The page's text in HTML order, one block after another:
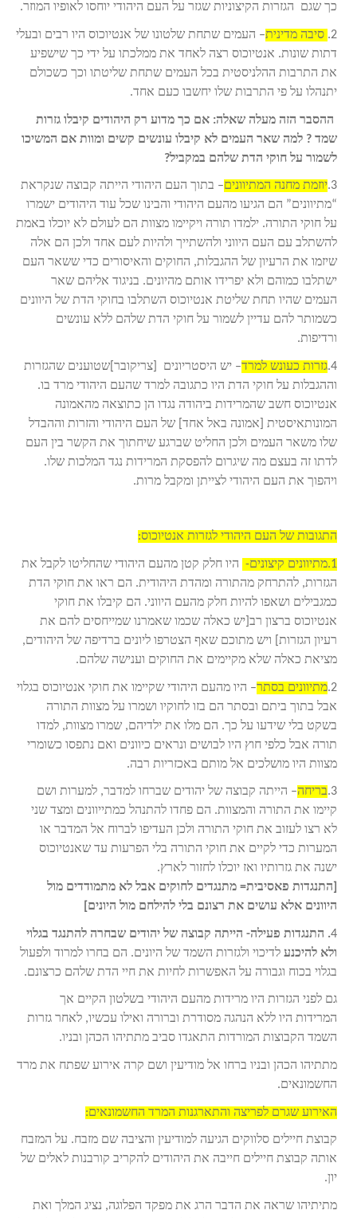
כך שגם הגזרות הקיצוניות שגזר על העם היהודי יוחסו לאופיו המוזר.
2. סיבה מדינית– העמים שתחת שלטונו של אנטיוכוס היו רבים ובעלי
דתות שונות. אנטיוכוס רצה לאחד את ממלכתו על ידי כך שישפיע
את התרבות ההלניסטית בכל העמים שתחת שליטתו וכך כשכולם
יתנהלו על פי התרבות שלו יחשבו כעם אחד.
ההסבר הזה מעלה שאלה: אם כך מדוע רק היהודים קיבלו גזרות
שמד ? למה שאר העמים לא קיבלו עונשים קשים ומוות אם המשיכו
לשמור על חוקי הדת שלהם במקביל?
3. יוזמת מחנה המתיוונים– בתוך העם היהודי הייתה קבוצה שנקראת
“מתיוונים” הם הגיעו מהעם היהודי והבינו שכל עוד היהודים ישמרו
על חוקי התורה. ילמדו תורה ויקיימו מצוות הם לעולם לא יוכלו באמת
להשתלב עם העם היווני ולהשתייך ולהיות לעם אחד ולכן הם אלה
שיזמו את הרעיון של ההגבלות, החוקים והאיסורים כדי ששאר העם
ישתלבו כמוהם ולא יפרידו אותם מהיונים. בניגוד אליהם שאר
העמים שהיו תחת שליטת אנטיוכוס השתלבו בחוקי הדת של היוונים
כשמותר להם עדיין לשמור על חוקי הדת שלהם ללא עונשים
ורדיפות.
4. גזרות כעונש למרד– יש היסטריונים [צריקובר]שטוענים שהגזרות
וההגבלות על חוקי הדת היו כתגובה למרד שהעם היהודי מרד בו.
אנטיוכוס חשב שהמרידות ביהודה נגדו הן כתוצאה מהאמונה
המונותאיסטית [אמונה באל אחד] של העם היהודי והזרות וההבדל
שלו משאר העמים ולכן החליט שברגע שיחתוך את הקשר בין העם
לדתו זה בעצם מה שיגרום להפסקת המרידות נגד המלכות שלו.
ויהפוך את העם היהודי לצייתן ומקבל מרות.
התגובות של העם היהודי לגזרות אנטיוכוס:
1.מתיוונים קיצונים-
היו חלק קטן מהעם היהודי שהחליטו לקבל את
הגזרות, להתרחק מהתורה ומהדת היהודית. הם ראו את חוקי הדת
כמגבילים ושאפו להיות חלק מהעם היווני. הם קיבלו את חוקי
אנטיוכוס ברצון רב[יש כאלה שכמו שאמרנו שמייחסים להם את
רעיון הגזרות] ויש מתוכם שאף הצטרפו ליונים ברדיפה של היהודים,
מציאת כאלה שלא מקיימים את החוקים וענישה שלהם.
2. מתיוונים בסתר– היו מהעם היהודי שקיימו את חוקי אנטיוכוס בגלוי
אבל בתוך ביתם ובסתר הם בזו לחוקיו ושמרו על מצוות התורה
בשקט בלי שידעו על כך. הם מלו את ילדיהם, שמרו מצוות, למדו
תורה אבל כלפי חוץ היו לבושים ונראים כיוונים ואם נתפסו כשומרי
מצוות היו מושלכים אל מותם באכזריות רבה.
3. בריחה– הייתה קבוצה של יהודים שברחו למדבר, למערות ושם
קיימו את התורה והמצוות. הם פחדו להתנהל כמתייוונים ומצד שני
לא רצו לעזוב את חוקי התורה ולכן העדיפו לברוח אל המדבר או
המערות כדי לקיים את חוקי התורה בלי הפרעות עד שאנטיוכוס
ישנה את גזרותיו ואז יוכלו לחזור לארץ.
[התנגדות פאסיבית= מתנגדים לחוקים אבל לא מתמודדים מול
היוונים אלא עושים את רצונם בלי להילחם מול היונים]
4. התנגדות פעילה- הייתה קבוצה של יהודים שבחרה להתנגד בגלוי
ולא להיכנע לדיכוי ולגזרות השמד של היונים. הם בחרו למרוד ולפעול
בגלוי בכוח וגבורה על האפשרות לחיות את חיי הדת שלהם כרצונם.
גם לפני הגזרות היו מרידות מהעם היהודי בשלטון הקיים אך
המרידות היו ללא הנהגה מסודרת וברורה ואילו עכשיו, לאחר גזרות
השמד הקבוצות המורדות התאגדו סביב מתתיהו הכהן ובניו.
מתתיהו הכהן ובניו ברחו אל מודיעין ושם קרה אירוע שפתח את מרד
החשמונאים.
האירוע שגרם לפריצה והתארגנות המרד החשמונאים:
קבוצת חיילים סלווקים הגיעה למודיעין והציבה שם מזבח. על המזבח
אותה קבוצת חיילים חייבה את היהודים להקריב קורבנות לאלים של
יון.
מתיתיהו שראה את הדבר הרג את מפקד הפלוגה, נציג המלך ואת